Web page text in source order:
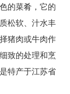
的菜肴，它的
松软、汁水丰
猪肉或牛肉作
致的处理和烹
特产于江苏省